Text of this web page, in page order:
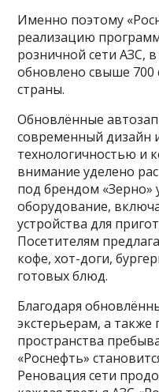
Именно поэтому
реализацию
розничной сети АЗС,
обновлено свыше 700
страны.
Обновлённые
современный дизайн
технологичностью и
внимание уделено
под брендом «Зерно»
оборудование,
устройства для
Посетителям
кофе, хот-доги,
готовых блюд.
Благодаря
экстерьерам, а
пространства
«Роснефть»
Реновация сети